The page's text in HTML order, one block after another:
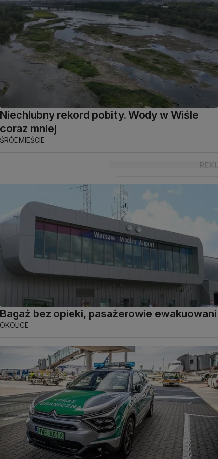
Niechlubny rekord pobity. Wody w Wiśle
coraz mniej
ŚRÓDMIEŚCIE
Bagaż bez opieki, pasażerowie ewakuowani
OKOLICE